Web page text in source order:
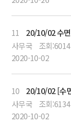
11
사무국
조회:6014
2020-10-02
10
사무국
조회:6134
2020-10-02